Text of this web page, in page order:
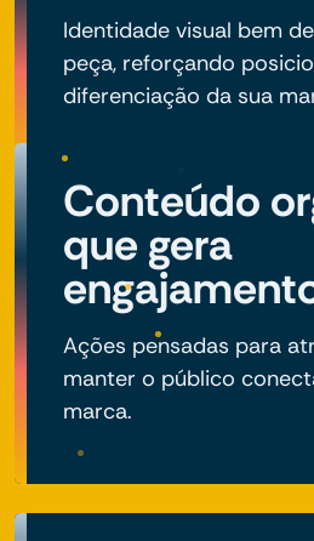
Identidade visual bem
peça, reforçando
diferenciação da sua
Conteúdo
que gera
Ações pensadas para
manter o público
marca.